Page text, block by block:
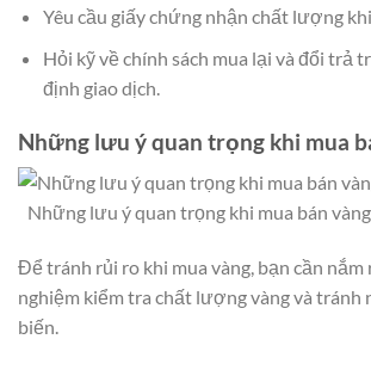
Yêu cầu giấy chứng nhận chất lượng
Hỏi kỹ về chính sách mua lại và đổi trả
định giao dịch.
Những lưu ý quan trọng khi mua
Những lưu ý quan trọng khi mua bán
Để tránh rủi ro khi mua vàng, bạn cần nắm
nghiệm kiểm tra chất lượng vàng và tránh
biến.